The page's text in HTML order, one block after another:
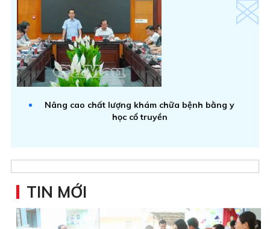
Nâng cao chất lượng khám chữa bệnh bằng y
học cổ truyền
TIN MỚI